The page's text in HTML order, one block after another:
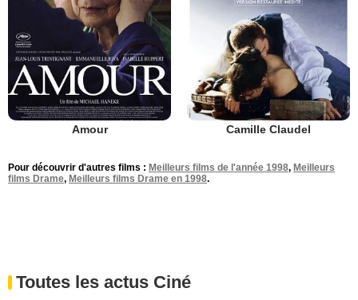
Amour Camille Claudel
Pour découvrir d'autres films : Meilleurs films de l'année 1998, Meilleurs
films Drame, Meilleurs films Drame en 1998.
Toutes les actus Ciné